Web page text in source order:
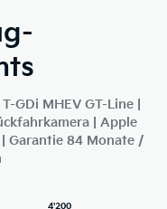
GDi MHEV GT-Line |
| Apple
Garantie 84 Monate /
4'200